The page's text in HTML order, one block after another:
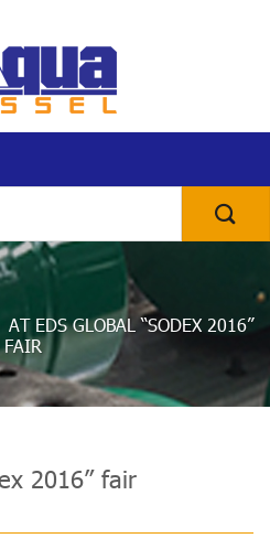
AT EDS GLOBAL “SODEX 2016”
FAIR
2016” fair